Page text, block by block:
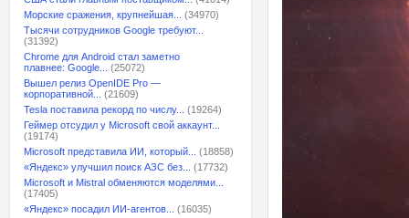
Морские сражения, крупнейшая...
(34970)
Тысячи сотрудников Google требуют...
(31392)
Chrome для Android стал заметно
плавнее: Google...
(25072)
Вышел релиз OpenIDE Pro —
корпоративной...
(21609)
Tesla поставила рекорд по числу...
(19264)
Геймер отсудил у Microsoft свой аккаунт...
(19174)
Microsoft представила ИИ, который...
(18858)
«Яндекс» улучшил поиск АЗС без...
(17732)
Microsoft и Mistral обменяются моделями...
(17405)
«Яндекс» посадил ИИ-агентов...
(16035)